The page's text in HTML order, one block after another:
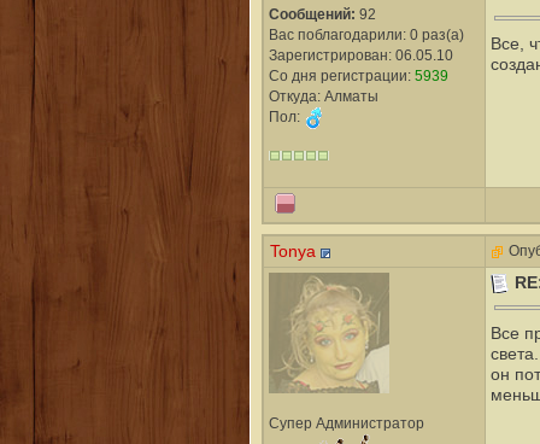
Сообщений: 92
Вас поблагодарили: 0 раз(а)
Зарегистрирован: 06.05.10
Со дня регистрации: 5939
Откуда: Алматы
Пол:
Все,
Tonya
Супер Администратор
Все
света.
он